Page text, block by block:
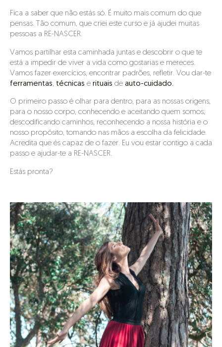
Fica a saber que não estás só. É muito mais comum do que
pensas. Tão comum, que criei este curso e já ajudei muitas
pessoas a RE-NASCER.
Vamos partilhar esta caminhada juntas e descobrir o que te
está a impedir de viver a vida como gostarias e mereces.
Vamos fazer exercícios, encontrar padrões, refletir. Vou dar-te
ferramentas, técnicas e rituais de auto-cuidado.
O primeiro passo é olhar para dentro, para as nossas origens,
para o nosso corpo, conhecendo e aceitando quem somos;
descodificando caminhos, reconhecendo a nossa história e o
nosso propósito, tomando nas mãos a escolha da felicidade.
Acredita que és capaz de o fazer. Eu vou estar contigo a cada
passo e ajudar-te a RE-NASCER.
Estás pronta?